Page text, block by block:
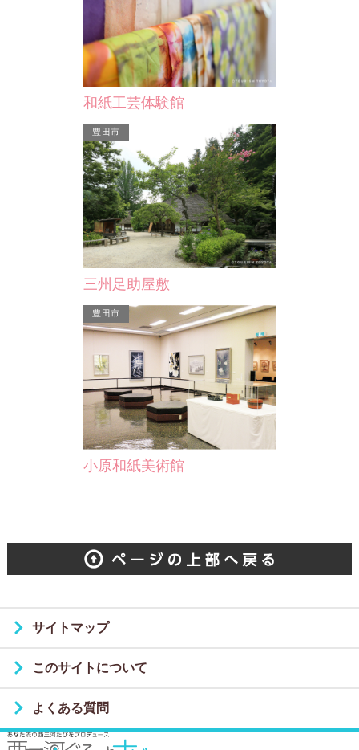
刈谷駅前観光案内所
刈谷市や衣浦定住自立圏域（知立市、
内、刈谷駅周辺の飲食店…
刈谷市
刈谷市総合文化センター
２つの市民ホール（大ホール・小ホー
ル）と生涯学習センターを柱として、
文化芸術・生涯学習の機…
和紙工芸体験館
豊田市
三州足助屋敷
豊田市
小原和紙美術館
サイトマップ
このサイトについて
よくある質問